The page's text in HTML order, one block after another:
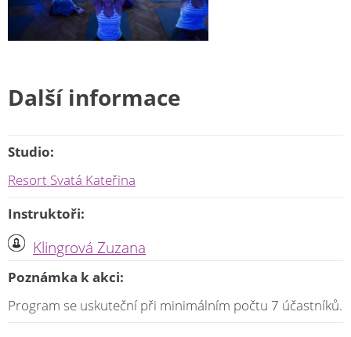
Další informace
Studio:
Resort Svatá Kateřina
Instruktoři:
Klingrová Zuzana
Poznámka k akci:
Program se uskuteční při minimálním počtu 7 účastníků.